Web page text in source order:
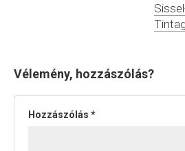
Vélemény, hozzászólás?
Hozzászólás *